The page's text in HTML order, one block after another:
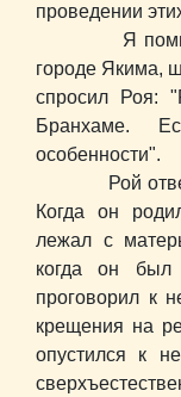
проведении
Я помню,
городе Якима,
спросил Роя:
Бранхаме.
особенности".
Рой
Когда он
лежал с
когда он был
проговорил к
крещения на
опустился к